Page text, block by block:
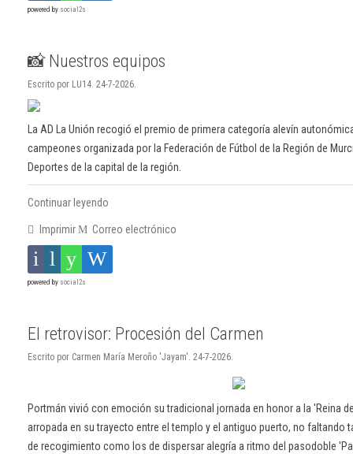
powered by social2s
📸 Nuestros equipos
Escrito por LU14. 24-7-2026.
La AD La Unión recogió el premio de primera categoría alevín
campeones organizada por la Federación de Fútbol de la Región de
Deportes de la capital de la región.
Continuar leyendo
Imprimir Correo electrónico
powered by social2s
El retrovisor: Procesión del Carmen
Escrito por Carmen María Meroño 'Jayam'. 24-7-2026.
Portmán vivió con emoción su tradicional jornada en honor a la 'Reina
arropada en su trayecto entre el templo y el antiguo puerto, no faltando
de recogimiento como los de dispersar alegría a ritmo del pasodoble